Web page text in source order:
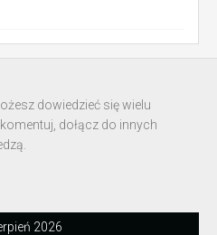
dowiedzieć się wielu
dołącz do innych
2026